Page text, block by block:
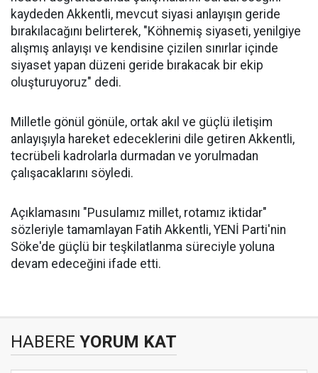
kaydeden Akkentli, mevcut siyasi anlayışın geride
bırakılacağını belirterek, "Köhnemiş siyaseti, yenilgiye
alışmış anlayışı ve kendisine çizilen sınırlar içinde
siyaset yapan düzeni geride bırakacak bir ekip
oluşturuyoruz" dedi.
Milletle gönül gönüle, ortak akıl ve güçlü iletişim
anlayışıyla hareket edeceklerini dile getiren Akkentli,
tecrübeli kadrolarla durmadan ve yorulmadan
çalışacaklarını söyledi.
Açıklamasını "Pusulamız millet, rotamız iktidar"
sözleriyle tamamlayan Fatih Akkentli, YENİ Parti'nin
Söke'de güçlü bir teşkilatlanma süreciyle yoluna
devam edeceğini ifade etti.
HABERE YORUM KAT